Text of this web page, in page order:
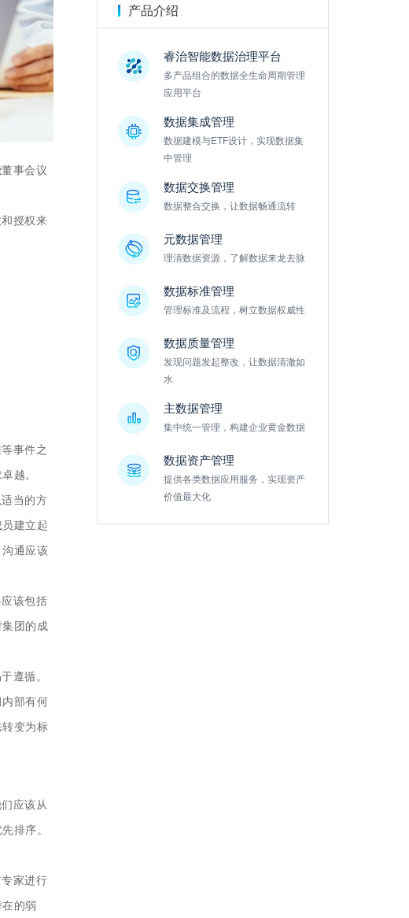
事会议
授权来
事件之
越。
当的方
建立起
通应该
该包括
团的成
遵循。
部有何
变为标
应该从
排序。
家进行
的弱
产品介绍
睿治智能数据治理平台
多产品组合的数据全生命周期管理
应用平台
数据集成管理
数据建模与ETF设计，实现数据集
中管理
数据交换管理
数据整合交换，让数据畅通流转
元数据管理
理清数据资源，了解数据来龙去脉
数据标准管理
管理标准及流程，树立数据权威性
数据质量管理
发现问题发起整改，让数据清澈如
水
主数据管理
集中统一管理，构建企业黄金数据
数据资产管理
提供各类数据应用服务，实现资产
价值最大化